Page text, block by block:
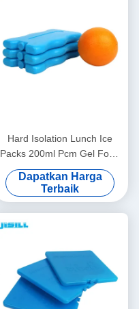
Hard Isolation Lunch Ice
Packs 200ml Pcm Gel Food
Keep Fresh 16.5*10*2cm
Ukuran Untuk Makanan
Beku
Dapatkan Harga
Terbaik